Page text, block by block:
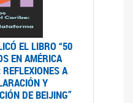
EL LIBRO “50
EN AMÉRICA
A
Y
DE BEIJING”